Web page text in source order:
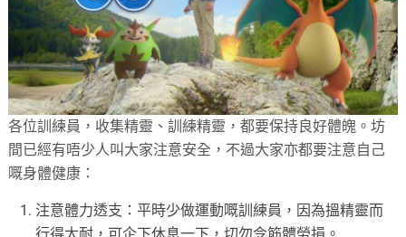
各位訓練員，收集精靈、訓練精靈，都要保持良好體魄。坊
間已經有唔少人叫大家注意安全，不過大家亦都要注意自己
嘅身體健康：
注意體力透支：平時少做運動嘅訓練員，因為搵精靈而